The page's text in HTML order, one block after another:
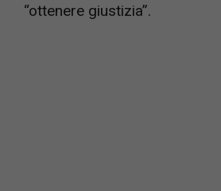
“ottenere giustizia”.